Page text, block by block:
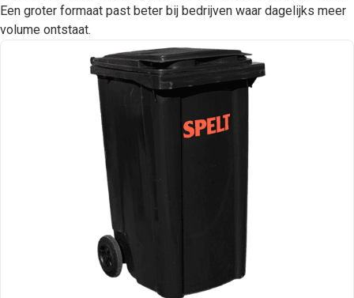
Een groter formaat past beter bij bedrijven waar dagelijks meer
volume ontstaat.